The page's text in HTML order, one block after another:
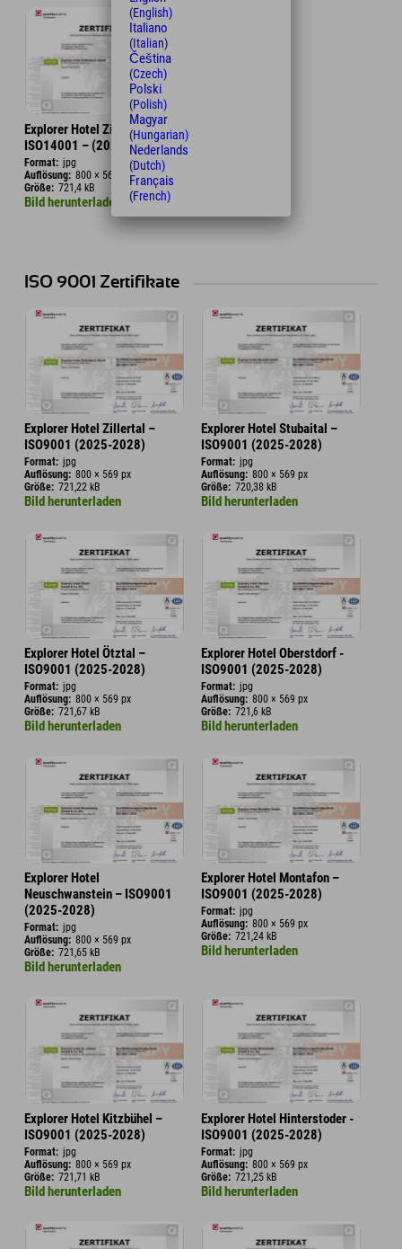
Explorer Hotel Zillertal –
ISO14001 – (2025-2028)
Format: jpg
Auflösung: 800 × 569 px
Größe: 721,4 kB
Bild herunterladen
ISO 9001 Zertifikate
Explorer Hotel Zillertal –
ISO9001 (2025-2028)
Format: jpg
Auflösung: 800 × 569 px
Größe: 721,22 kB
Bild herunterladen
Explorer Hotel Stubaital –
ISO9001 (2025-2028)
Format: jpg
Auflösung: 800 × 569 px
Größe: 720,38 kB
Bild herunterladen
Explorer Hotel Ötztal –
ISO9001 (2025-2028)
Format: jpg
Auflösung: 800 × 569 px
Größe: 721,67 kB
Bild herunterladen
Explorer Hotel Oberstdorf -
ISO9001 (2025-2028)
Format: jpg
Auflösung: 800 × 569 px
Größe: 721,6 kB
Bild herunterladen
Explorer Hotel
Neuschwanstein – ISO9001
(2025-2028)
Format: jpg
Auflösung: 800 × 569 px
Größe: 721,65 kB
Bild herunterladen
Explorer Hotel Montafon –
ISO9001 (2025-2028)
Format: jpg
Auflösung: 800 × 569 px
Größe: 721,24 kB
Bild herunterladen
Explorer Hotel Kitzbühel –
ISO9001 (2025-2028)
Format: jpg
Auflösung: 800 × 569 px
Größe: 721,71 kB
Bild herunterladen
Explorer Hotel Hinterstoder -
ISO9001 (2025-2028)
Format: jpg
Auflösung: 800 × 569 px
Größe: 721,25 kB
Bild herunterladen
(English)
Italiano
(Italian)
Čeština
(Czech)
Polski
(Polish)
Magyar
(Hungarian)
Nederlands
(Dutch)
Français
(French)